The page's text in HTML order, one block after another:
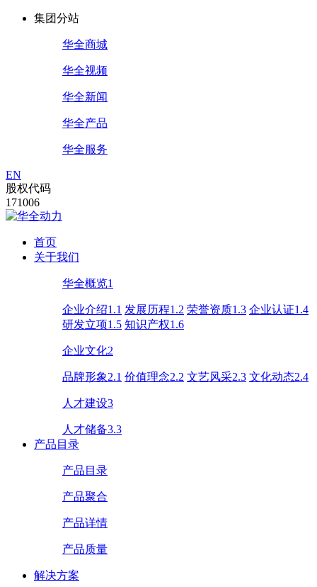
集团分站
华全商城
华全视频
华全新闻
华全产品
华全服务
EN
股权代码
171006
首页
关于我们
华全概览1
企业介绍1.1 发展历程1.2 荣誉资质1.3 企业认证1.4
研发立项1.5 知识产权1.6
企业文化2
品牌形象2.1 价值理念2.2 文艺风采2.3 文化动态2.4
人才建设3
人才储备3.3
产品目录
产品目录
产品聚合
产品详情
产品质量
解决方案